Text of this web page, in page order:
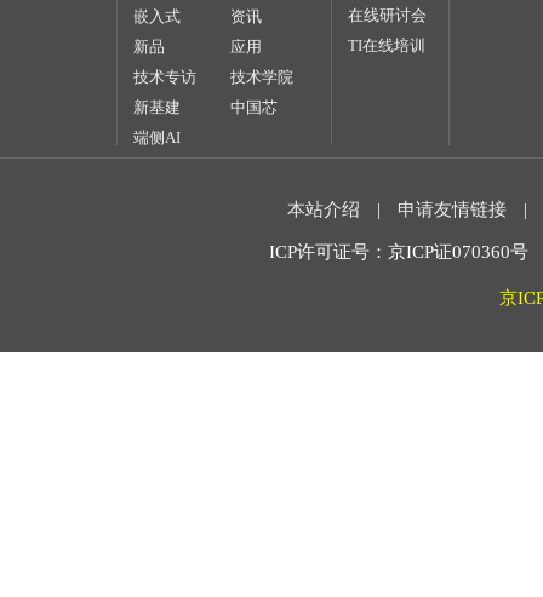
嵌入式
资讯
新品
应用
技术专访
技术学院
新基建
中国芯
端侧AI
在线研讨会
TI在线培训
本站介绍 | 申请友情链接 |
ICP许可证号：京ICP证070360
京